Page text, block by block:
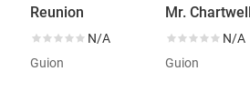
Reunion
N/A
Guion
Mr. Chartwell
N/A
Guion